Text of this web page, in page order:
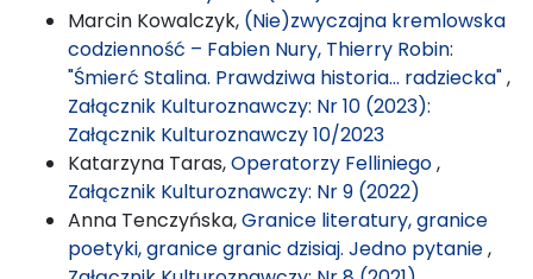
Marcin Kowalczyk, (Nie)zwyczajna kremlowska
codzienność – Fabien Nury, Thierry Robin:
"Śmierć Stalina. Prawdziwa historia… radziecka",
Załącznik Kulturoznawczy: Nr 10 (2023):
Załącznik Kulturoznawczy 10/2023
Katarzyna Taras,Operatorzy Felliniego,
Załącznik Kulturoznawczy: Nr 9 (2022)
Anna Tenczyńska,Granice literatury, granice
poetyki, granice granic dzisiaj. Jedno pytanie,